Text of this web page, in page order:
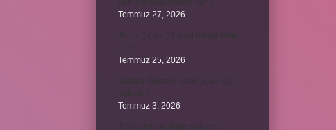
Temmuz 27, 2026
Temmuz 25, 2026
Temmuz 3, 2026